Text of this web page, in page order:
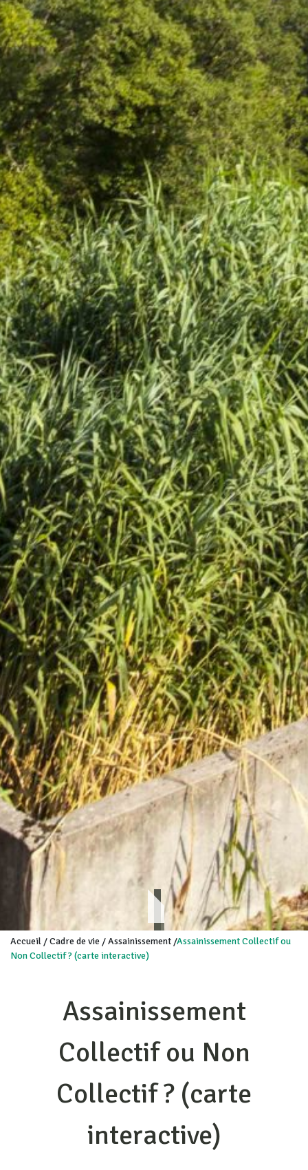
Accueil /Cadre de vie /Assainissement /Assainissement Collectif ou
Non Collectif ? (carte interactive)
Assainissement
Collectif ou Non
Collectif ? (carte
interactive)